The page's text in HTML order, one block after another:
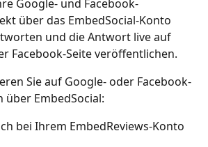
Google- und Facebook-
über das EmbedSocial-Konto
und die Antwort live auf
Facebook-Seite veröffentlichen.
Sie auf Google- oder Facebook-
über EmbedSocial:
bei Ihrem EmbedReviews-Konto